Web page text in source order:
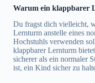
Warum ein klappbarer
Du fragst dich vielleicht,
Lernturm anstelle eines
Hochstuhls verwenden
klappbarer Lernturm
sicherer als ein normaler
ist, ein Kind sicher zu